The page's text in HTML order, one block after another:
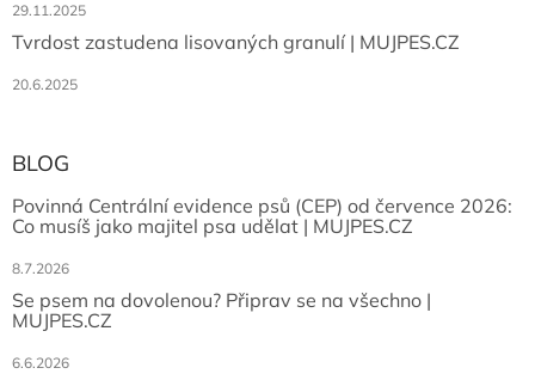
29.11.2025
Tvrdost zastudena lisovaných granulí | MUJPES.CZ
20.6.2025
BLOG
Povinná Centrální evidence psů (CEP) od července 2026:
Co musíš jako majitel psa udělat | MUJPES.CZ
8.7.2026
Se psem na dovolenou? Připrav se na všechno |
MUJPES.CZ
6.6.2026